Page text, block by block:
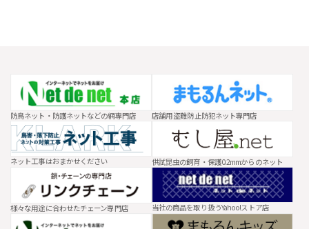
防鳥ネット・防護ネットなどの網専門店 店舗用 盗難防止防犯ネット専門店
ネット工事はおまかせください 供試昆虫の飼育・保護0.2mmからのネット
様々な用途に合わせたチェーン専門店 当社の商品を取り扱うYahoo!ストア店